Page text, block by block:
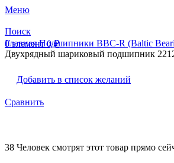
Меню
Поиск
0элемент 0₽
ГлавнаяПодшипники BBC-R (Baltic
Двухрядный шариковый подшипник
Добавить в список желаний
Сравнить
38 Человек смотрят этот товар прямо